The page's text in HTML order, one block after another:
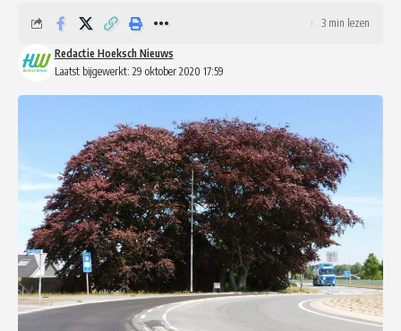
Laatst bijgewerkt: 29 oktober 2020 17:59
Redactie Hoeksch Nieuws
3 min lezen